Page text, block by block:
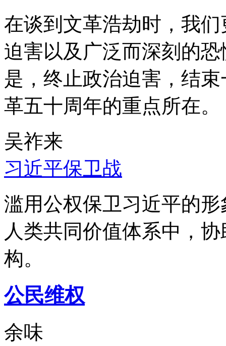
在谈到文革浩劫时，我
迫害以及广泛而深刻的
是，终止政治迫害，结
革五十周年的重点所在。
吴祚来
习近平保卫战
滥用公权保卫习近平的
人类共同价值体系中，
构。
公民维权
余味